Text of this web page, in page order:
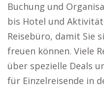
Buchung und
bis Hotel und
Reisebüro, damit Sie
freuen können. Viele
über spezielle Deals
für Einzelreisende in